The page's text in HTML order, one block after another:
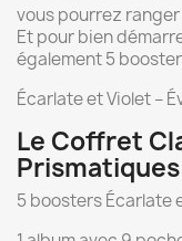
vous pourrez ranger
Et pour bien
également 5
Écarlate et Violet –
Le Coffret
5 boosters Écarlate